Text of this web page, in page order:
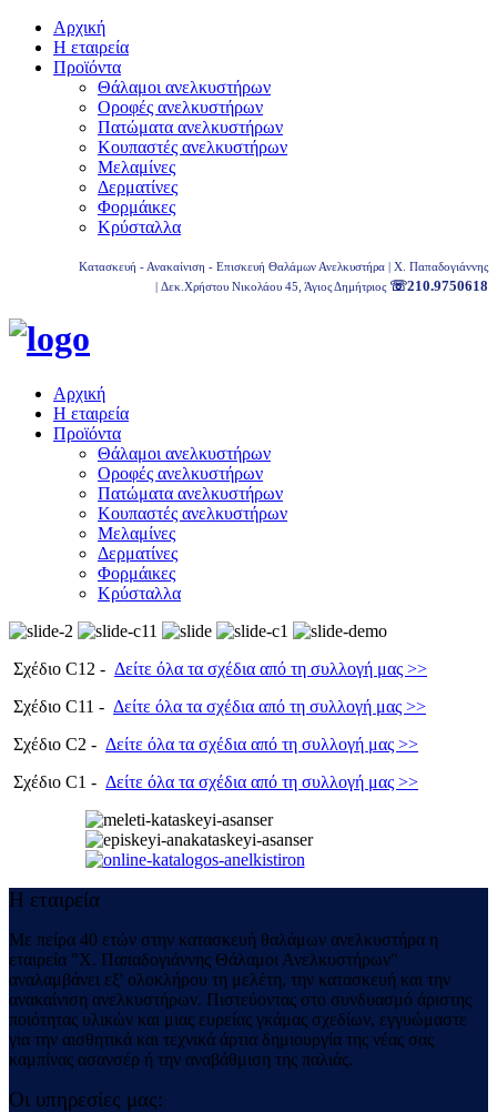
Αρχική
Η εταιρεία
Προϊόντα
Θάλαμοι ανελκυστήρων
Οροφές ανελκυστήρων
Πατώματα ανελκυστήρων
Κουπαστές ανελκυστήρων
Μελαμίνες
Δερματίνες
Φορμάικες
Κρύσταλλα
Κατασκευή - Ανακαίνιση - Επισκευή Θαλάμων Ανελκυστήρα | Χ. Παπαδογιάννης
| Δεκ.Χρήστου Νικολάου 45, Άγιος Δημήτριος ☏210.9750618
Αρχική
Η εταιρεία
Προϊόντα
Θάλαμοι ανελκυστήρων
Οροφές ανελκυστήρων
Πατώματα ανελκυστήρων
Κουπαστές ανελκυστήρων
Μελαμίνες
Δερματίνες
Φορμάικες
Κρύσταλλα
Σχέδιο C12 - Δείτε όλα τα σχέδια από τη συλλογή μας >>
Σχέδιο C11 - Δείτε όλα τα σχέδια από τη συλλογή μας >>
Σχέδιο C2 - Δείτε όλα τα σχέδια από τη συλλογή μας >>
Σχέδιο C1 - Δείτε όλα τα σχέδια από τη συλλογή μας >>
Η εταιρεία
Με πείρα 40 ετών στην κατασκευή θαλάμων ανελκυστήρα η
εταιρεία "Χ. Παπαδογιάννης Θάλαμοι Ανελκυστήρων"
αναλαμβάνει εξ' ολοκλήρου τη μελέτη, την κατασκευή και την
ανακαίνιση ανελκυστήρων. Πιστεύοντας στο συνδυασμό άριστης
ποιότητας υλικών και μιας ευρείας γκάμας σχεδίων, εγγυώμαστε
για την αισθητικά και τεχνικά άρτια δημιουργία της νέας σας
καμπίνας ασανσέρ ή την αναβάθμιση της παλιάς.
Οι υπηρεσίες μας: